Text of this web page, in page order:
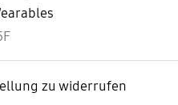
zu widerrufen